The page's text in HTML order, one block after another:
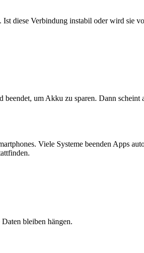
diese Verbindung instabil oder wird sie
um Akku zu sparen. Dann
Viele Systeme beenden Apps
bleiben hängen.